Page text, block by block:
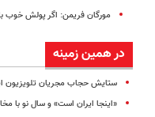
مورگان فریمن: اگر پولش خوب
در همین زمینه
ستایش حجاب مجریان تلویزیون
«اینجا ایران است» و سال نو با